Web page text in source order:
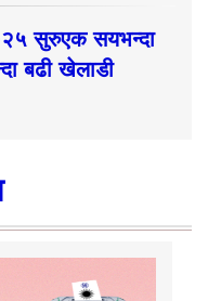
सुरुएक सयभन्दा
बढी खेलाडी